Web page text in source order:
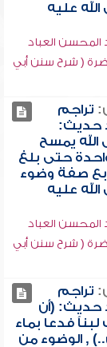
عليه
المحسن العباد
( شرح سنن أبي
تراجم
حديث:
الله يمسح
حتى بلغ
صفة وضوء
عليه
المحسن العباد
( شرح سنن أبي
تراجم
حديث: (أن
فدعا بماء
, الوضوء من